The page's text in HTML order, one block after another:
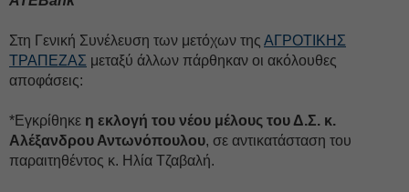
Στη Γενική Συνέλευση των μετόχων της ΑΓΡΟΤΙΚΗΣ
ΤΡΑΠΕΖΑΣ μεταξύ άλλων πάρθηκαν οι ακόλουθες
αποφάσεις:
*Εγκρίθηκε η εκλογή του νέου μέλους του Δ.Σ. κ.
Αλέξανδρου Αντωνόπουλου, σε αντικατάσταση του
παραιτηθέντος κ. Ηλία Τζαβαλή.